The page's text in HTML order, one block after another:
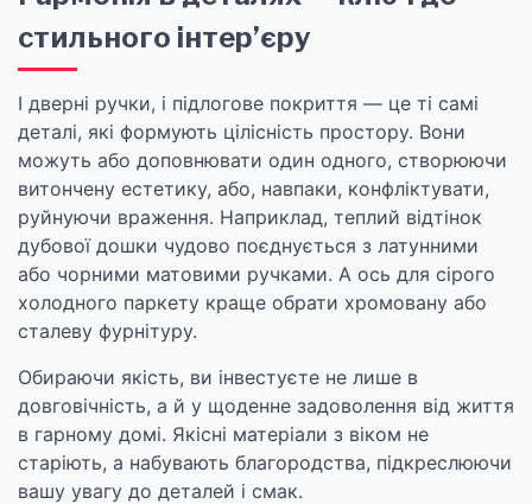
стильного інтер’єру
І дверні ручки, і підлогове покриття — це ті самі
деталі, які формують цілісність простору. Вони
можуть або доповнювати один одного, створюючи
витончену естетику, або, навпаки, конфліктувати,
руйнуючи враження. Наприклад, теплий відтінок
дубової дошки чудово поєднується з латунними
або чорними матовими ручками. А ось для сірого
холодного паркету краще обрати хромовану або
сталеву фурнітуру.
Обираючи якість, ви інвестуєте не лише в
довговічність, а й у щоденне задоволення від життя
в гарному домі. Якісні матеріали з віком не
старіють, а набувають благородства, підкреслюючи
вашу увагу до деталей і смак.